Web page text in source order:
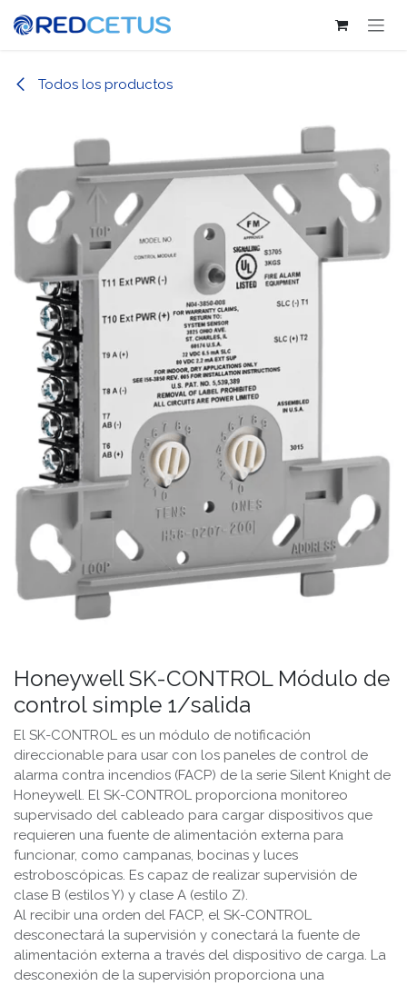
Todos los productos
Honeywell SK-CONTROL Módulo de
control simple 1/salida
El SK-CONTROL es un módulo de notificación
direccionable para usar con los paneles de control de
alarma contra incendios (FACP) de la serie Silent Knight de
Honeywell. El SK-CONTROL proporciona monitoreo
supervisado del cableado para cargar dispositivos que
requieren una fuente de alimentación externa para
funcionar, como campanas, bocinas y luces
estroboscópicas. Es capaz de realizar supervisión de
clase B (estilos Y) y clase A (estilo Z).
Al recibir una orden del FACP, el SK-CONTROL
desconectará la supervisión y conectará la fuente de
alimentación externa a través del dispositivo de carga. La
desconexión de la supervisión proporciona una